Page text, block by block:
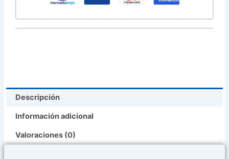
Descripción
Información adicional
Valoraciones (0)